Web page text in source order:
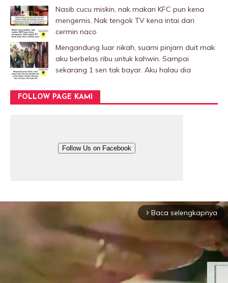
Nasib cucu miskin, nak makan KFC pun kena
mengemis. Nak tengok TV kena intai dari
cermin naco
Mengandung luar nikah, suami pinjam duit mak
aku berbelas ribu untuk kahwin. Sampai
sekarang 1 sen tak bayar. Aku halau dia
FOLLOW PAGE KAMI
Follow Us on Facebook
arrow_forward_ios Baca selengkapnya